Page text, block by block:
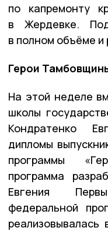
по капремонту
в Жердевке.
в полном объёме
Герои
На этой неделе
школы
Кондратенко
дипломы
программы
программа
Евгения
федеральной